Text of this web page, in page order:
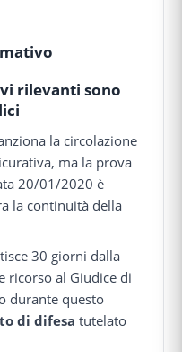
rilevanti sono
la circolazione
ma la prova
20/01/2020 è
la continuità della
30 giorni dalla
ricorso al Giudice di
durante questo
di difesa tutelato